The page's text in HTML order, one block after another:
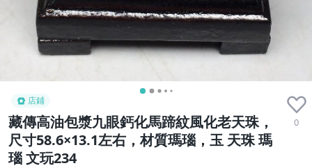
店鋪
藏傳高油包漿九眼鈣化馬蹄紋風化老天珠，
尺寸58.6×13.1左右，材質瑪瑙，玉 天珠 瑪
瑙 文玩234
0